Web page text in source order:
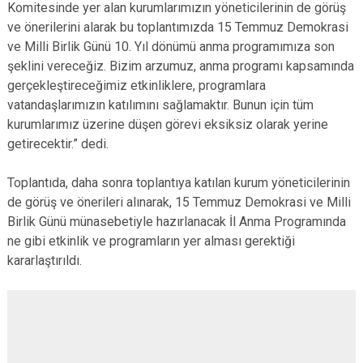
Komitesinde yer alan kurumlarımızın yöneticilerinin de görüş
ve önerilerini alarak bu toplantımızda 15 Temmuz Demokrasi
ve Milli Birlik Günü 10. Yıl dönümü anma programımıza son
şeklini vereceğiz. Bizim arzumuz, anma programı kapsamında
gerçekleştireceğimiz etkinliklere, programlara
vatandaşlarımızın katılımını sağlamaktır. Bunun için tüm
kurumlarımız üzerine düşen görevi eksiksiz olarak yerine
getirecektir.” dedi.
Toplantıda, daha sonra toplantıya katılan kurum yöneticilerinin
de görüş ve önerileri alınarak, 15 Temmuz Demokrasi ve Milli
Birlik Günü münasebetiyle hazırlanacak İl Anma Programında
ne gibi etkinlik ve programların yer alması gerektiği
kararlaştırıldı.